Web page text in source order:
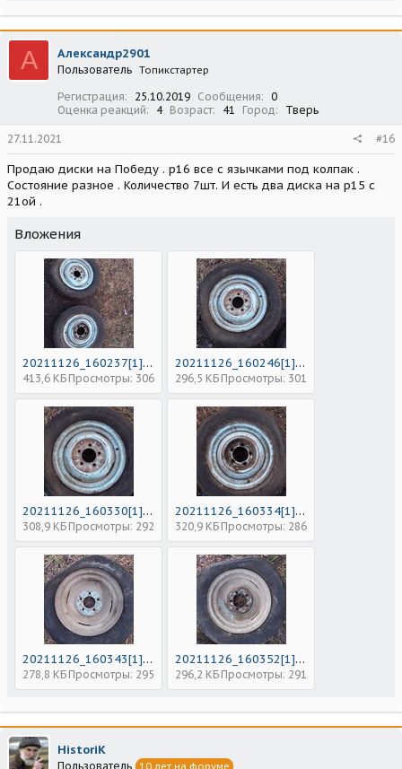
А Александр2901
Пользователь Топикстартер
Регистрация 25.10.2019 Сообщения
0
Оценка реакций
4 Возраст 41 Город Тверь
27.11.2021 #16
Продаю диски на Победу . р16 все с язычками под колпак .
Состояние разное . Количество 7шт. И есть два диска на р15 с
21ой .
Вложения
20211126_160237[1].jpg
413,6 КБ Просмотры: 306
20211126_160246[1].jpg
296,5 КБ Просмотры: 301
20211126_160330[1].jpg
308,9 КБ Просмотры: 292
20211126_160334[1].jpg
320,9 КБ Просмотры: 286
20211126_160343[1].jpg
278,8 КБ Просмотры: 295
20211126_160352[1].jpg
296,2 КБ Просмотры: 291
HistoriK
Пользователь 10 лет на форуме